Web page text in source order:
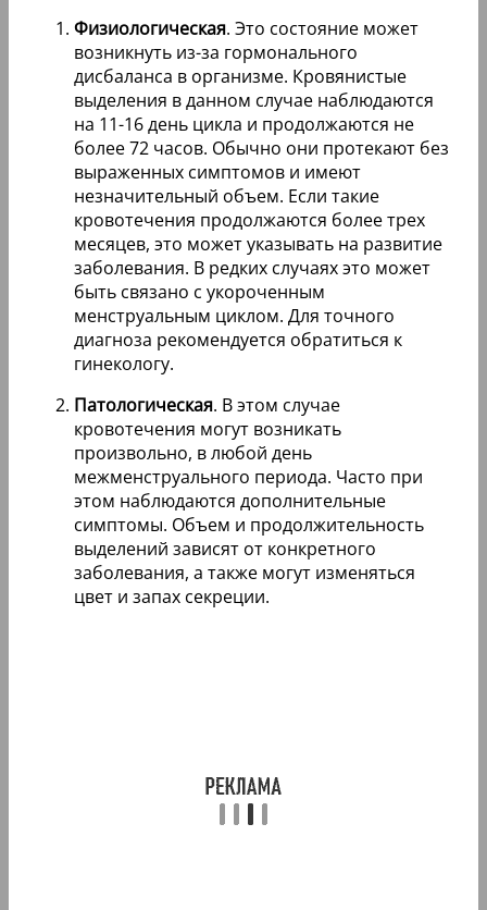
Физиологическая. Это состояние может
возникнуть из-за гормонального
дисбаланса в организме. Кровянистые
выделения в данном случае наблюдаются
на 11-16 день цикла и продолжаются не
более 72 часов. Обычно они протекают без
выраженных симптомов и имеют
незначительный объем. Если такие
кровотечения продолжаются более трех
месяцев, это может указывать на развитие
заболевания. В редких случаях это может
быть связано с укороченным
менструальным циклом. Для точного
диагноза рекомендуется обратиться к
гинекологу.
Патологическая. В этом случае
кровотечения могут возникать
произвольно, в любой день
межменструального периода. Часто при
этом наблюдаются дополнительные
симптомы. Объем и продолжительность
выделений зависят от конкретного
заболевания, а также могут изменяться
цвет и запах секреции.